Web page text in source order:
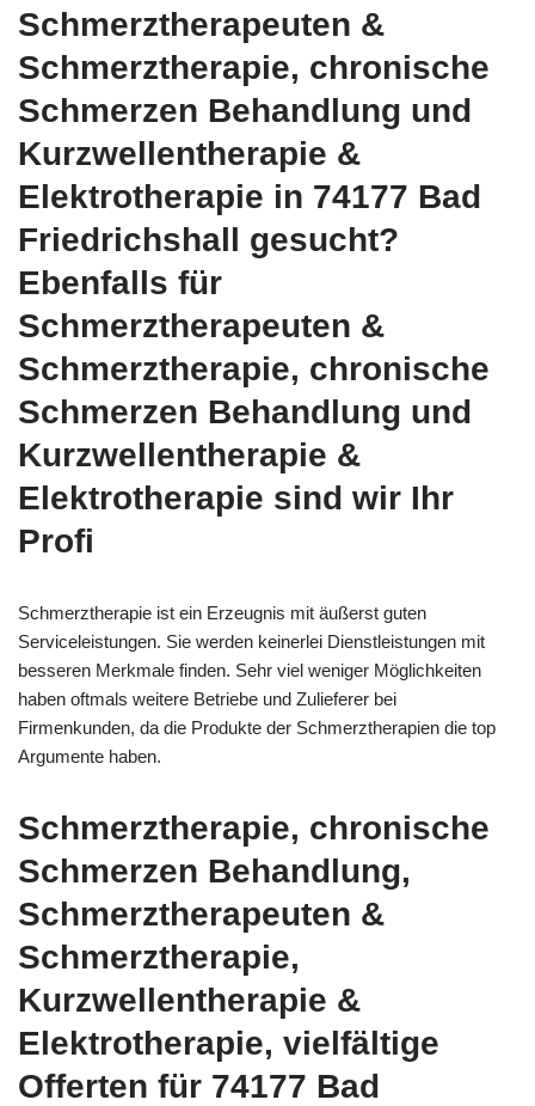
Schmerztherapeuten &
Schmerztherapie, chronische
Schmerzen Behandlung und
Kurzwellentherapie &
Elektrotherapie in 74177 Bad
Friedrichshall gesucht?
Ebenfalls für
Schmerztherapeuten &
Schmerztherapie, chronische
Schmerzen Behandlung und
Kurzwellentherapie &
Elektrotherapie sind wir Ihr
Profi
Schmerztherapie ist ein Erzeugnis mit äußerst guten
Serviceleistungen. Sie werden keinerlei Dienstleistungen mit
besseren Merkmale finden. Sehr viel weniger Möglichkeiten
haben oftmals weitere Betriebe und Zulieferer bei
Firmenkunden, da die Produkte der Schmerztherapien die top
Argumente haben.
Schmerztherapie, chronische
Schmerzen Behandlung,
Schmerztherapeuten &
Schmerztherapie,
Kurzwellentherapie &
Elektrotherapie, vielfältige
Offerten für 74177 Bad